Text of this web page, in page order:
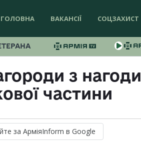
ГОЛОВНА ВАКАНСІЇ СОЦЗАХИСТ
з нагоди
частини
за АрміяInform в Google